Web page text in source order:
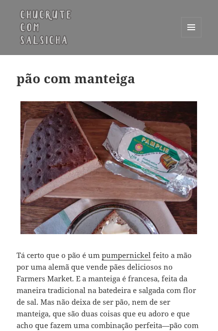
WIDGETS
pão com manteiga
Tá certo que o pão é umpumpernickel feito a mão
por uma alemã que vende pães deliciosos no
Farmers Market. E a manteiga é francesa, feita da
maneira tradicional na batedeira e salgada com flor
de sal. Mas não deixa de ser pão, nem de ser
manteiga, que são duas coisas que eu adoro e que
acho que fazem uma combinação perfeita—pão com